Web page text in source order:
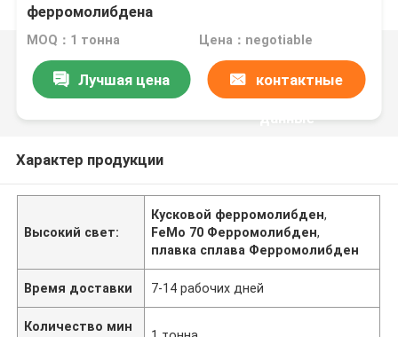
ферромолибдена
MOQ：1 тонна Цена：negotiable
Лучшая цена контактные
данные
Характер продукции
Высокий свет:
Кусковой ферромолибден,
FeMo 70 Ферромолибден,
плавка сплава Ферромолибден
Время доставки 7-14 рабочих дней
Количество мин